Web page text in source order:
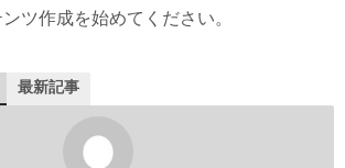
ツ作成を始めてください。
最新記事